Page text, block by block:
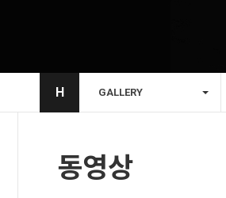
H GALLERY
동영상